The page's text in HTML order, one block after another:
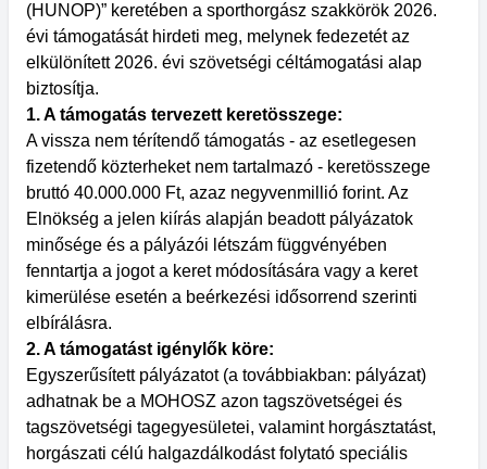
(HUNOP)” keretében a sporthorgász szakkörök 2026.
évi támogatását hirdeti meg, melynek fedezetét az
elkülönített 2026. évi szövetségi céltámogatási alap
biztosítja.
1. A támogatás tervezett keretösszege:
A vissza nem térítendő támogatás - az esetlegesen
fizetendő közterheket nem tartalmazó - keret­összege
bruttó 40.000.000 Ft, azaz negyvenmillió forint. Az
Elnökség a jelen kiírás alapján beadott pályázatok
minősége és a pályázói létszám függvényében
fenntartja a jogot a keret módosítására vagy a keret
kimerülése esetén a beérkezési idősorrend szerinti
elbírálásra.
2. A támogatást igénylők köre:
Egyszerűsített pályázatot (a továbbiakban: pályázat)
adhatnak be a MOHOSZ azon tagszövetségei és
tagszövetségi tagegyesületei, valamint horgásztatást,
horgászati célú halgazdálkodást folytató speciális